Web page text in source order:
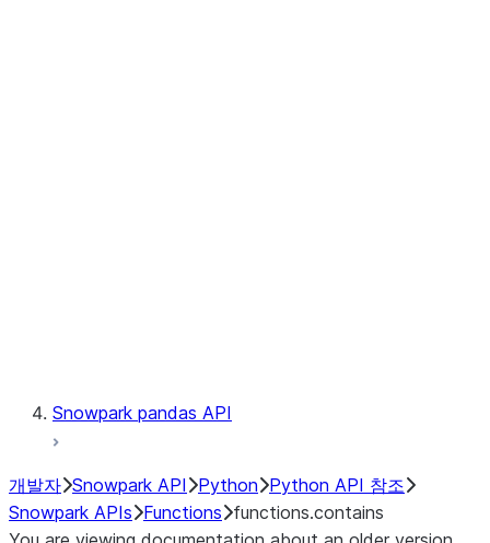
Snowpark pandas API
개발자 Snowpark API Python Python API 참조
Snowpark APIs Functions functions.contains